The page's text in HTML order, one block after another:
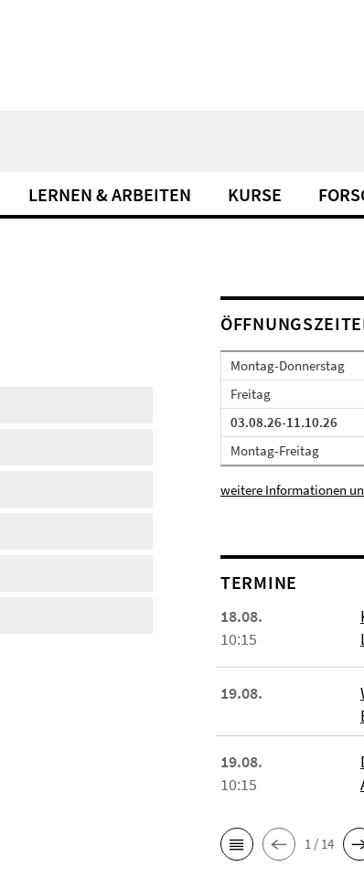
LERNEN & ARBEITEN KURSE
Montag-Donnerstag
Freitag
03.08.26-11.10.26
Montag-Freitag
weitere Informationen
TERMINE
18.08.
10:15
19.08.
19.08.
10:15
1 / 14